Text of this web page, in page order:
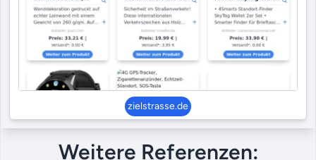
zielstrasse.de
Weitere Referenzen: